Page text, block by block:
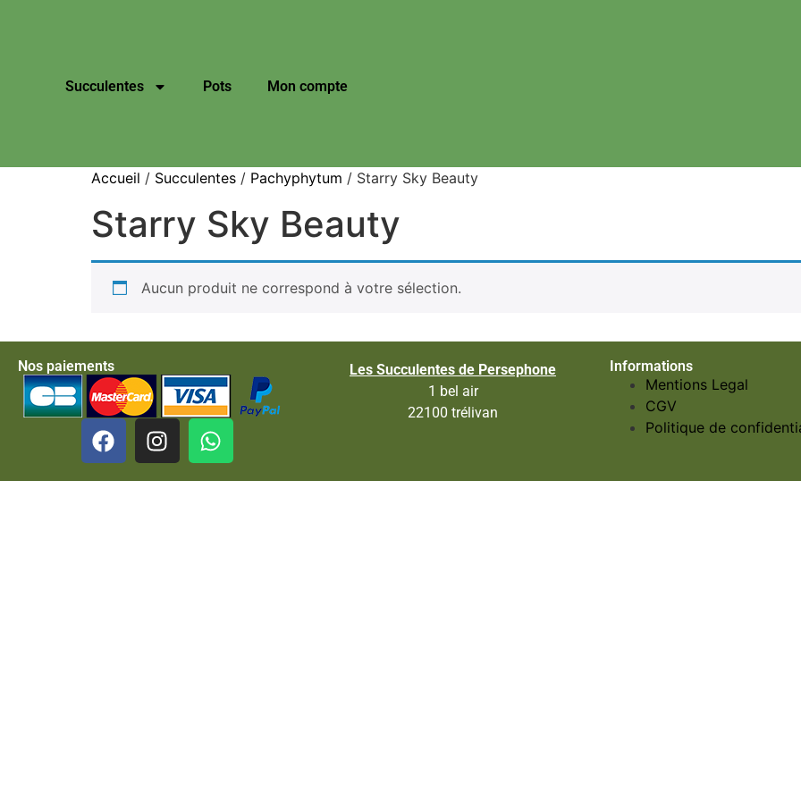
Succulentes Pots Mon compte
Accueil / Succulentes / Pachyphytum / Starry Sky Beauty
Starry Sky Beauty
Aucun produit ne correspond à votre sélection.
Nos paiements
Les Succulentes de Persephone
1 bel air
22100 trélivan
Informations
Mentions Legal
CGV
Politique de